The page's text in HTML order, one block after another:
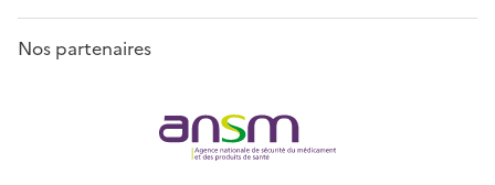
Nos partenaires